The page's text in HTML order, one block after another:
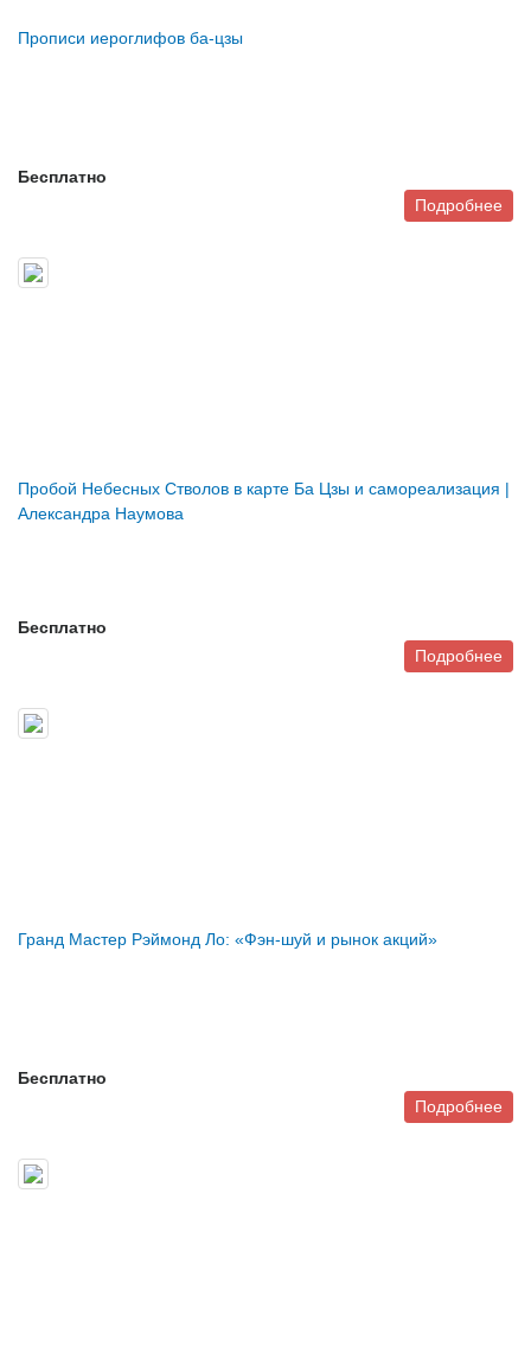
Прописи иероглифов ба-цзы
Бесплатно
Подробнее
Пробой Небесных Стволов в карте Ба Цзы и самореализация |
Александра Наумова
Бесплатно
Подробнее
Гранд Мастер Рэймонд Ло: «Фэн-шуй и рынок акций»
Бесплатно
Подробнее